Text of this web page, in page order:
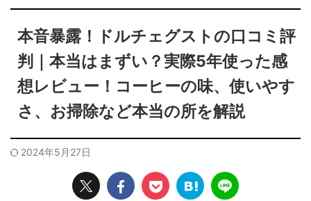
本音暴露！ドルチェグストの口コミ評
判｜本当はまずい？実際5年使った感
想レビュー！コーヒーの味、使いやす
さ、お掃除など本当の所を解説
2024年5月27日